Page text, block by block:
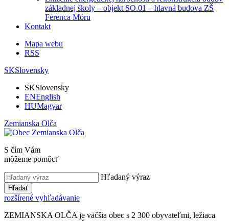
základnej školy – objekt SO.01 – hlavná budova ZŠ
Ferenca Móru
Kontakt
Mapa webu
RSS
SKSlovensky
SKSlovensky
ENEnglish
HUMagyar
Zemianska Olča
S čím Vám
môžeme pomôcť
Hľadaný výraz
Hľadať
rozšírené vyhľadávanie
ZEMIANSKA OLČA je väčšia obec s 2 300 obyvateľmi, ležiaca